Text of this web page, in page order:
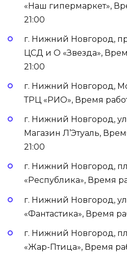
«Наш гипермаркет»,
21:00
г. Нижний Новгород,
ЦСД и О «Звезда»,
21:00
г. Нижний Новгород,
ТРЦ «РИО», Время
г. Нижний Новгород,
Магазин Л’Этуаль,
21:00
г. Нижний Новгород,
«Республика», Время
г. Нижний Новгород,
«Фантастика», Время
г. Нижний Новгород,
«Жар-Птица», Время